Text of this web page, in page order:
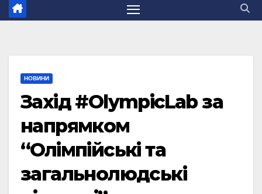
НОВИНИ
Захід #OlympicLab за
напрямком
“Олімпійські та
загальнолюдські